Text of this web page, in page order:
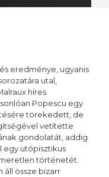
eredménye, ugyanis
utal,
híres
Popescu egy
törekedett, de
vetítette
gondolatát, addig
egy utópisztikus
történetét.
áll össze bizarr